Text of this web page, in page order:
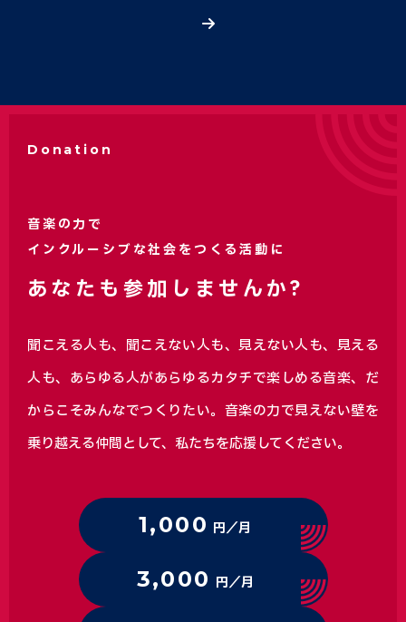
Donation
音楽の力で
インクルーシブな社会をつくる活動に
あなたも参加しませんか?
聞こえる人も、聞こえない人も、見えない人も、見える
人も、あらゆる人があらゆるカタチで楽しめる音楽、 だ
からこそみんなでつくりたい。音楽の力で見えない壁を
乗り越える仲間として、私たちを応援してください。
1,000 円／月
3,000 円／月